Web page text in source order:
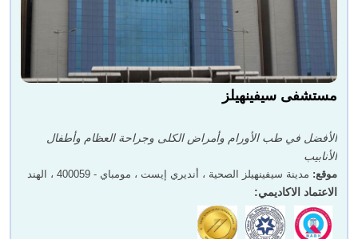
مستشفى سيفينهيلز
الأفضل في طب الأورام وأمراض الكلى وجراحة العظام وأطفال
الأنابيب
موقع: مدينة سيفينهيلز الصحية ، أنديري إيست ، مومباي - 400059 ، الهند
الاعتماد الاكاديمي: